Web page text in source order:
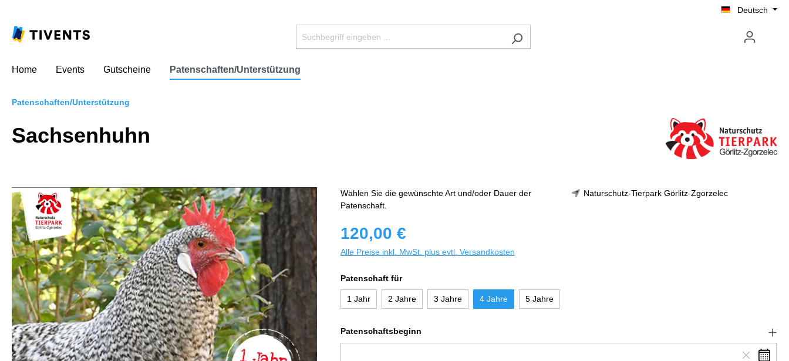
Deutsch
Home Events Gutscheine Patenschaften/Unterstützung
Patenschaften/Unterstützung
Sachsenhuhn
Wählen Sie die gewünschte Art und/oder Dauer der
Patenschaft.
Naturschutz-Tierpark Görlitz-Zgorzelec
120,00 €
Alle Preise inkl. MwSt. plus evtl. Versandkosten
Patenschaft für
1 Jahr 2 Jahre 3 Jahre 4 Jahre 5 Jahre
Patenschaftsbeginn